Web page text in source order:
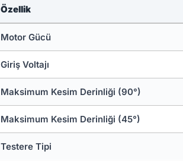
Özellik
Motor Gücü
Giriş Voltajı
Maksimum Kesim Derinliği (90°)
Maksimum Kesim Derinliği (45°)
Testere Tipi